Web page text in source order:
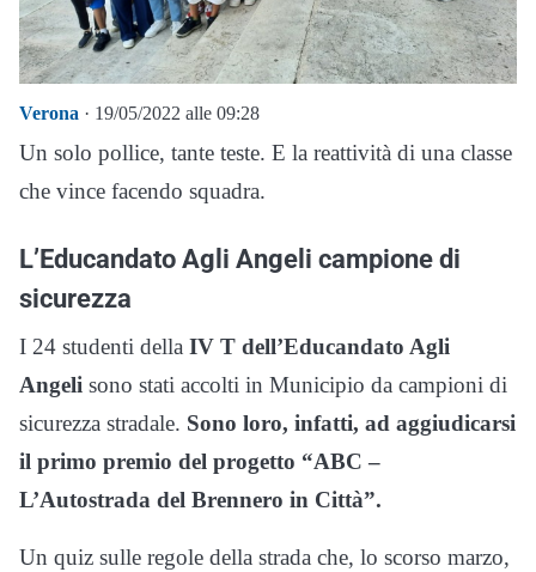
Verona · 19/05/2022 alle 09:28
Un solo pollice, tante teste. E la reattività di una classe
che vince facendo squadra.
L’Educandato Agli Angeli campione di
sicurezza
I 24 studenti della IV T dell’Educandato Agli
Angeli sono stati accolti in Municipio da campioni di
sicurezza stradale. Sono loro, infatti, ad aggiudicarsi
il primo premio del progetto “ABC –
L’Autostrada del Brennero in Città”.
Un quiz sulle regole della strada che, lo scorso marzo,